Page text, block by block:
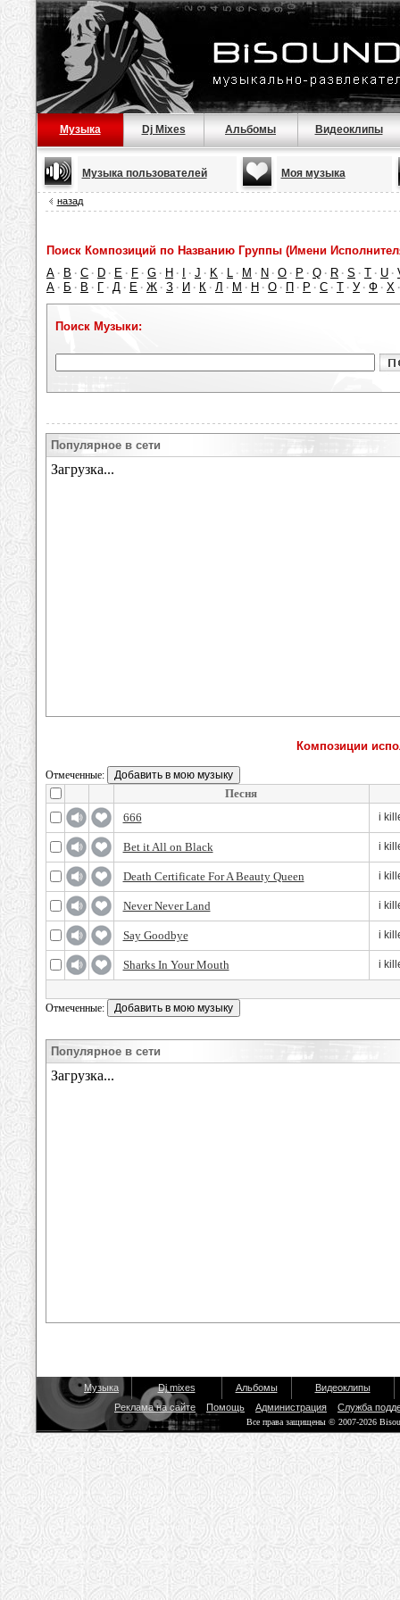
Музыка Dj Mixes Альбомы Видеоклипы
Музыка пользователей Моя музыка
назад
Поиск Композиций по Названию Группы (Имени
A · B · C · D · E · F · G · H · · J · K · L · M · N · O · P · Q · R · S · T · U ·
А · Б · В · Г · Д · Е · Ж · З · И · К · Л · М · Н · О · П · Р · С · Т · У · Ф · Х
Поиск Музыки:
Популярное в сети
Композиции
Отмеченные:
Песня
666
i
Bet it All on Black i
Death Certificate For A Beauty Queen i
Never Never Land i
Say Goodbye i
Sharks In Your Mouth i
Отмеченные:
Популярное в сети
Музыка Dj mixes Альбомы
Видеоклипы
Реклама на сайте
Помощь Администрация Служба
Все права защищены © 2007-2026